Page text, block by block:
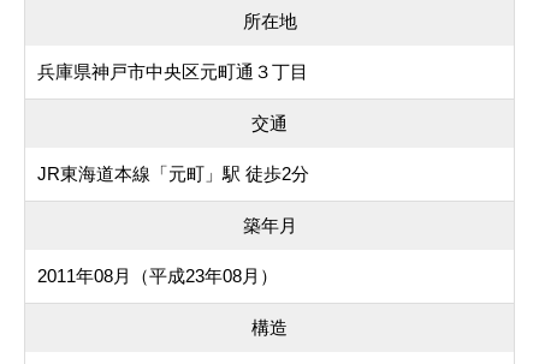
所在地
兵庫県神戸市中央区元町通３丁目
交通
JR東海道本線「元町」駅 徒歩2分
築年月
2011年08月（平成23年08月）
構造